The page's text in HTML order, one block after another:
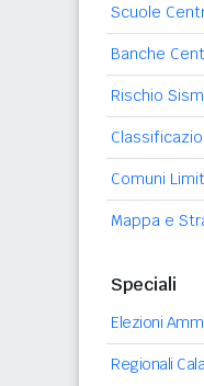
Scuole
Banche
Rischio
Comuni
Mappa e
Speciali
Elezioni
Regionali